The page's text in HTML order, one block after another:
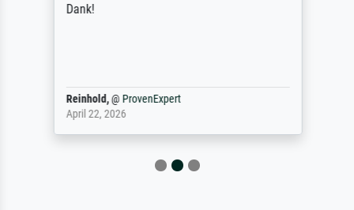
Dank!
Reinhold,@ ProvenExpert
April 22, 2026